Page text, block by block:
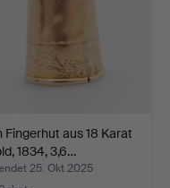
Fingerhut aus 18 Karat
1834, 3,6…
25. Okt 2025